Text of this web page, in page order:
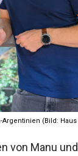
(Bild:
von Manu